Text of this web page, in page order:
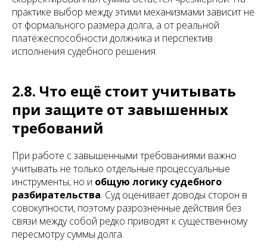
практике выбор между этими механизмами зависит не
от формального размера долга, а от реальной
платёжеспособности должника и перспектив
исполнения судебного решения.
2.8. Что ещё стоит учитывать
при защите от завышенных
требований
При работе с завышенными требованиями важно
учитывать не только отдельные процессуальные
инструменты, но и общую логику судебного
разбирательства. Суд оценивает доводы сторон в
совокупности, поэтому разрозненные действия без
связи между собой редко приводят к существенному
пересмотру суммы долга.